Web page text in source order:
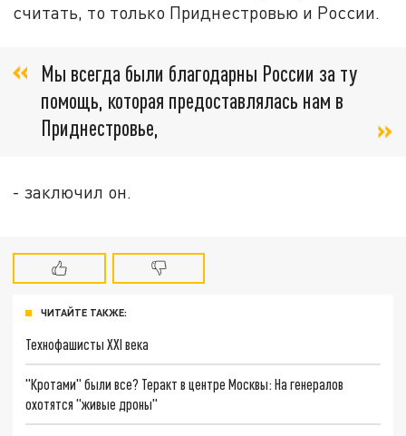
считать, то только Приднестровью и России.
Мы всегда были благодарны России за ту
помощь, которая предоставлялась нам в
Приднестровье,
- заключил он.
ЧИТАЙТЕ ТАКЖЕ:
Технофашисты XXI века
"Кротами" были все? Теракт в центре Москвы: На генералов
охотятся "живые дроны"